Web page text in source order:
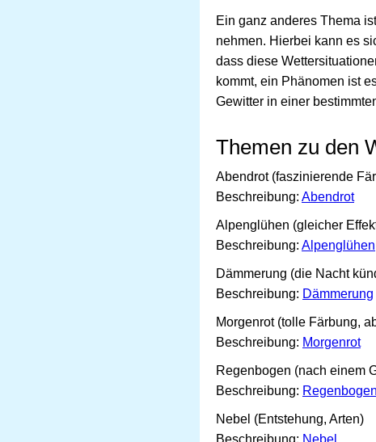
Ein ganz anderes Thema
nehmen. Hierbei kann es
dass diese
kommt, ein Phänomen ist
Gewitter in einer
Themen zu den
Abendrot (faszinierende
Beschreibung: Abendrot
Alpenglühen (gleicher
Beschreibung: Alpenglühen
Dämmerung (die Nacht
Beschreibung: Dämmerung
Morgenrot (tolle Färbung,
Beschreibung: Morgenrot
Regenbogen (nach einem
Beschreibung: Regenbogen
Nebel (Entstehung, Arten)
Beschreibung: Nebel